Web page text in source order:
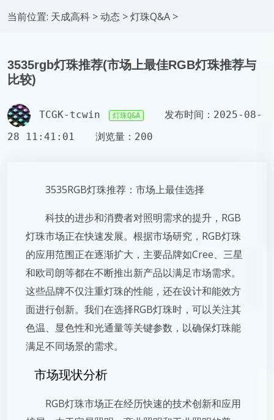
当前位置: 天成高科 >动态 >灯珠Q&A >
3535rgb灯珠推荐(市场上最佳RGB灯珠推荐与
比较)
TCGK-tcwin 灯珠Q&A
发布时间：2025-08-
28 11:41:01
浏览量：200
3535RGB灯珠推荐：市场上最佳选择
科技的进步和消费者对照明需求的提升，RGB
灯珠市场正在快速发展。根据市场研究，RGB灯珠
的应用范围正在逐渐扩大，主要品牌如Cree、三星
和欧司朗等都在不断推出新产品以满足市场需求。
这些品牌不仅注重灯珠的性能，还在设计和能效方
面进行创新。我们在选择RGB灯珠时，可以关注其
色温、显色性和光通量等关键参数，以确保灯珠能
满足不同场景的需求。
市场现状分析
RGB灯珠市场正在经历快速的技术创新和应用